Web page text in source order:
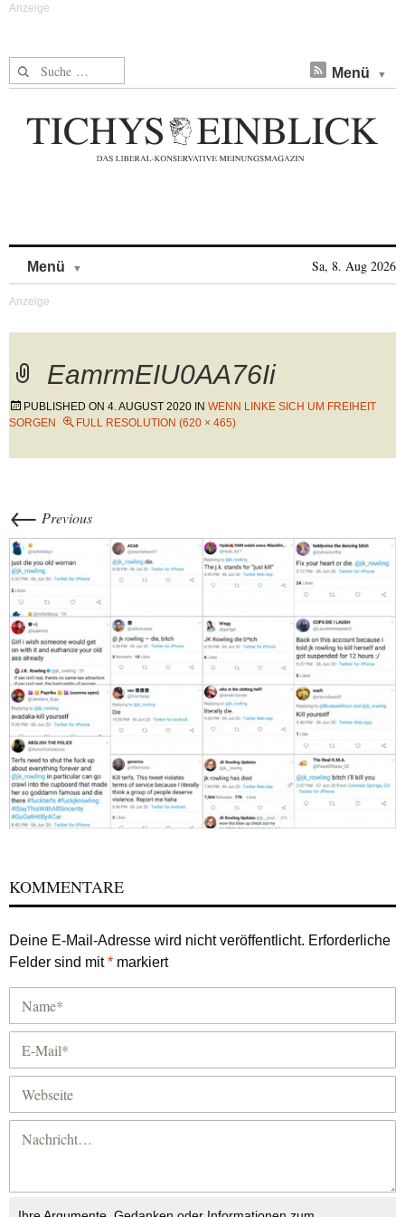
Suche nach: Menü
Menü Sa, 8. Aug 2026
EamrmEIU0AA76Ii
PUBLISHED ON 4. AUGUST 2020 IN WENN LINKE SICH UM FREIHEIT
SORGEN
FULL RESOLUTION (620 × 465)
← Previous
KOMMENTARE
Deine E-Mail-Adresse wird nicht veröffentlicht. Erforderliche
Felder sind mit* markiert